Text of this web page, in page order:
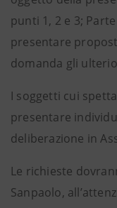
punti 1, 2 e 3;
presentare
domanda gli
I soggetti cui
presentare
deliberazione in
Le richieste
Sanpaolo,